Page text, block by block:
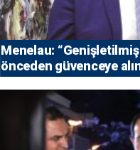
Menelau:
önceden güvenceye